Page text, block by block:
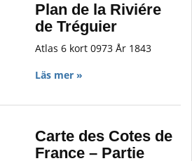
Plan de la Riviére
de Tréguier
Atlas 6 kort 0973 År 1843
Läs mer »
Carte des Cotes de
France – Partie